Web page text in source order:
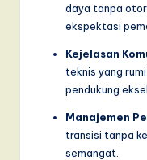
daya tanpa
ekspektasi
Kejelasan
teknis yang
pendukung
Manajemen
transisi tanpa
semangat.